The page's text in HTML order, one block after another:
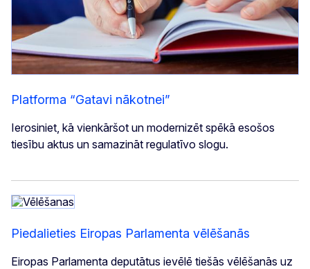
Platforma “Gatavi nākotnei”
Ierosiniet, kā vienkāršot un modernizēt spēkā esošos
tiesību aktus un samazināt regulatīvo slogu.
Piedalieties Eiropas Parlamenta vēlēšanās
Eiropas Parlamenta deputātus ievēlē tiešās vēlēšanās uz